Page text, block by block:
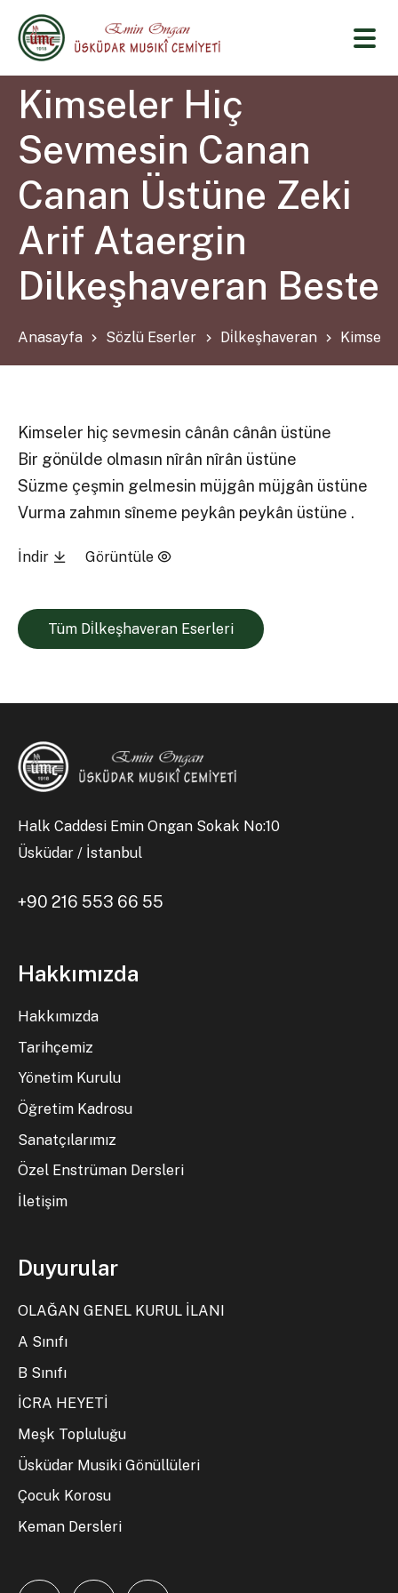
Kimseler Hiç
Sevmesin Canan
Canan Üstüne Zeki
Arif Ataergin
Dilkeşhaveran Beste
Anasayfa Sözlü Eserler Di̇lkeşhaveran
Kimseler hiç sevmesin cânân cânân üstüne
Bir gönülde olmasın nîrân nîrân üstüne
Süzme çeşmin gelmesin müjgân müjgân üstüne
Vurma zahmın sîneme peykân peykân üstüne .
İndir Görüntüle
Tüm Di̇lkeşhaveran Eserleri
Halk Caddesi Emin Ongan Sokak No:10
Üsküdar / İstanbul
+90 216 553 66 55
Hakkımızda
Hakkımızda
Tarihçemiz
Yönetim Kurulu
Öğretim Kadrosu
Sanatçılarımız
Özel Enstrüman Dersleri
İletişim
Duyurular
OLAĞAN GENEL KURUL İLANI
A Sınıfı
B Sınıfı
İCRA HEYETİ
Meşk Topluluğu
Üsküdar Musiki Gönüllüleri
Çocuk Korosu
Keman Dersleri